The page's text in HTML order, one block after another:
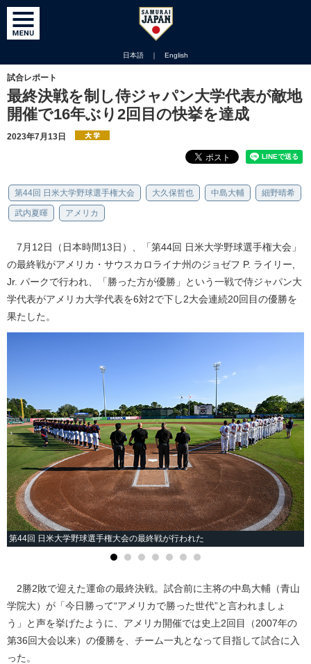
日本語 ｜ English
試合レポート
最終決戦を制し侍ジャパン大学代表が敵地
開催で16年ぶり2回目の快挙を達成
2023年7月13日
第44回 日米大学野球選手権大会 大久保哲也 中島大輔 細野晴希
武内夏暉 アメリカ
7月12日（日本時間13日）、「第44回 日米大学野球選手権大会」
の最終戦がアメリカ・サウスカロライナ州のジョゼフ P. ライリー,
Jr. パークで行われ、「勝った方が優勝」という一戦で侍ジャパン大
学代表がアメリカ大学代表を6対2で下し2大会連続20回目の優勝を
果たした。
第44回 日米大学野球選手権大会の最終戦が行われた
2勝2敗で迎えた運命の最終決戦。試合前に主将の中島大輔（青山
学院大）が「今日勝って“アメリカで勝った世代”と言われましょ
う」と声を挙げたように、アメリカ開催では史上2回目（2007年の
第36回大会以来）の優勝を、チーム一丸となって目指して試合に入
った。